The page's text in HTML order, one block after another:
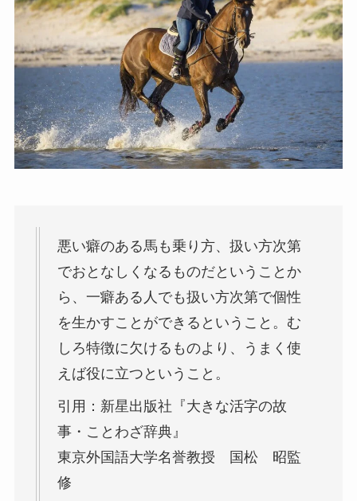
悪い癖のある馬も乗り方、扱い方次第
でおとなしくなるものだということか
ら、一癖ある人でも扱い方次第で個性
を生かすことができるということ。む
しろ特徴に欠けるものより、うまく使
えば役に立つということ。
引用：新星出版社『大きな活字の故
事・ことわざ辞典』
東京外国語大学名誉教授 国松 昭監
修